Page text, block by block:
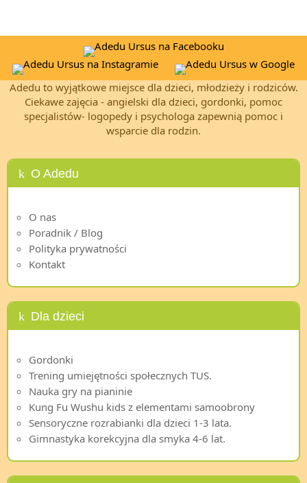
Adedu to wyjątkowe miejsce dla dzieci, młodzieży i rodziców.
Ciekawe zajęcia - angielski dla dzieci, gordonki, pomoc
specjalistów- logopedy i psychologa zapewnią pomoc i
wsparcie dla rodzin.
O Adedu
O nas
Poradnik / Blog
Polityka prywatności
Kontakt
Dla dzieci
Gordonki
Trening umiejętności społecznych TUS.
Nauka gry na pianinie
Kung Fu Wushu kids z elementami samoobrony
Sensoryczne rozrabianki dla dzieci 1-3 lata.
Gimnastyka korekcyjna dla smyka 4-6 lat.